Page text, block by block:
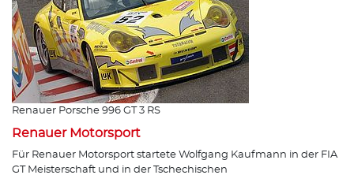
Renauer Porsche 996 GT 3 RS
Renauer Motorsport
Für Renauer Motorsport startete Wolfgang Kaufmann in der FIA
GT Meisterschaft und in der Tschechischen